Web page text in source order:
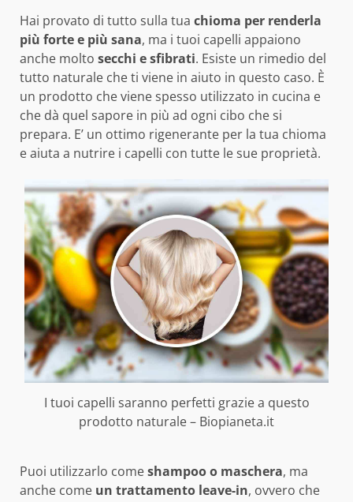
Hai provato di tutto sulla tua chioma per renderla
più forte e più sana, ma i tuoi capelli appaiono
anche molto secchi e sfibrati. Esiste un rimedio del
tutto naturale che ti viene in aiuto in questo caso. È
un prodotto che viene spesso utilizzato in cucina e
che dà quel sapore in più ad ogni cibo che si
prepara. E’ un ottimo rigenerante per la tua chioma
e aiuta a nutrire i capelli con tutte le sue proprietà.
I tuoi capelli saranno perfetti grazie a questo
prodotto naturale – Biopianeta.it
Puoi utilizzarlo comeshampoo o maschera, ma
anche come un trattamento leave-in, ovvero che